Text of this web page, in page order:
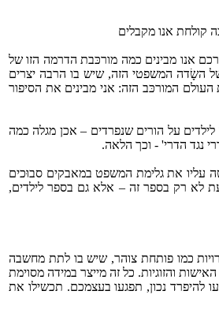
קולחת אנו מקבלים
אנו מבינים כמה מורכּבת הדרמה הזו של
השָׂדה המשפטי הזה, שיש בו הרבה יצרים
המורכּב הזה: אני מבינים את הסיפור
על הורים שנפרדים – אכן מגלה כמה
נגד הדרי' - וכך הלאה.
עליו את גלימת המשפט במאבקים סבוּכים
לא רק בספר זה – אלא גם בספר לילדים,
כמו פותחת צוהר, שיש בו לתת מחשבה
והזוגיות. כל זה מייצר במידה מסוימת
נכון, תפגעו בעצמכם. תכשילו את